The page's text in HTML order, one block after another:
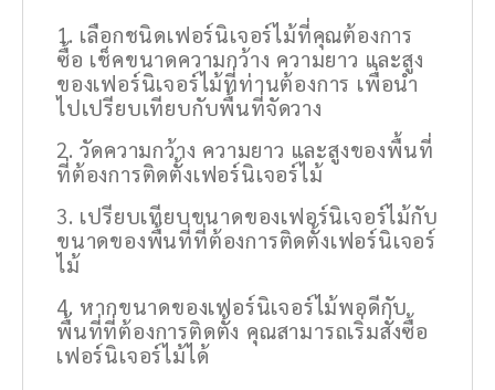
เลือกชนิดเฟอร์นิเจอร์ไม้ที่คุณต้องการ
ซื้อ เช็คขนาดความกว้าง ความยาว และสูง
ของเฟอร์นิเจอร์ไม้ที่ท่านต้องการ เพื่อนำ
ไปเปรียบเทียบกับพื้นที่จัดวาง
วัดความกว้าง ความยาว และสูงของพื้นที่
ที่ต้องการติดตั้งเฟอร์นิเจอร์ไม้
เปรียบเทียบขนาดของเฟอร์นิเจอร์ไม้กับ
ขนาดของพื้นที่ที่ต้องการติดตั้งเฟอร์นิเจอร์
ไม้
หากขนาดของเฟอร์นิเจอร์ไม้พอดีกับ
พื้นที่ที่ต้องการติดตั้ง คุณสามารถเริ่มสั่งซื้อ
เฟอร์นิเจอร์ไม้ได้